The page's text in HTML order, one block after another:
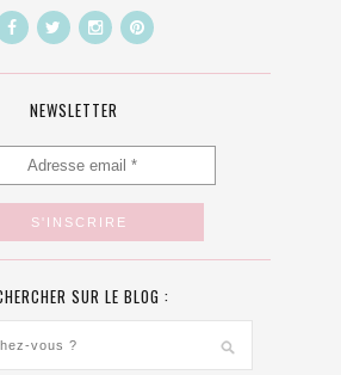
NEWSLETTER
SUR LE BLOG :